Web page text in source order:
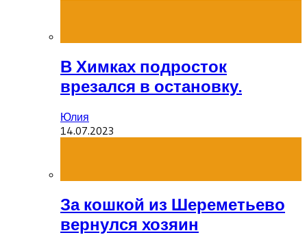
В Химках подросток
врезался в остановку.
Юлия
14.07.2023
За кошкой из Шереметьево
вернулся хозяин